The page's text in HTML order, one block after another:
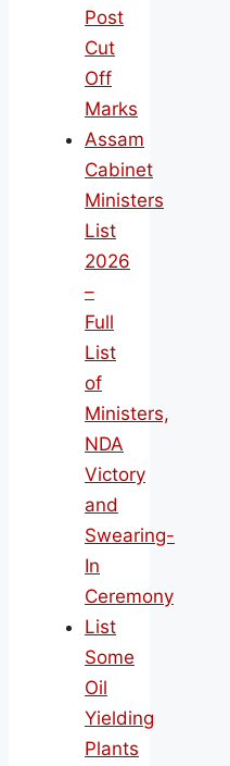
Post
Cut
Off
Marks
Assam
Cabinet
Ministers
List
2026
–
Full
List
of
Ministers,
NDA
Victory
and
Swearing-
In
Ceremony
List
Some
Oil
Yielding
Plants